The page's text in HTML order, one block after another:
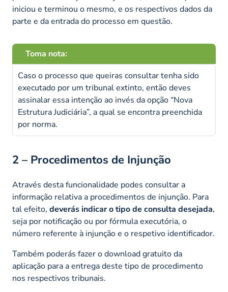
iniciou e terminou o mesmo, e os respectivos dados da
parte e da entrada do processo em questão.
Toma nota:
Caso o processo que queiras consultar tenha sido
executado por um tribunal extinto, então deves
assinalar essa intenção ao invés da opção “Nova
Estrutura Judiciária”, a qual se encontra preenchida
por norma.
2 – Procedimentos de Injunção
Através desta funcionalidade podes consultar a
informação relativa a procedimentos de injunção. Para
tal efeito, deverás indicar o tipo de consulta desejada,
seja por notificação ou por fórmula executória, o
número referente à injunção e o respetivo identificador.
Também poderás fazer o download gratuito da
aplicação para a entrega deste tipo de procedimento
nos respectivos tribunais.